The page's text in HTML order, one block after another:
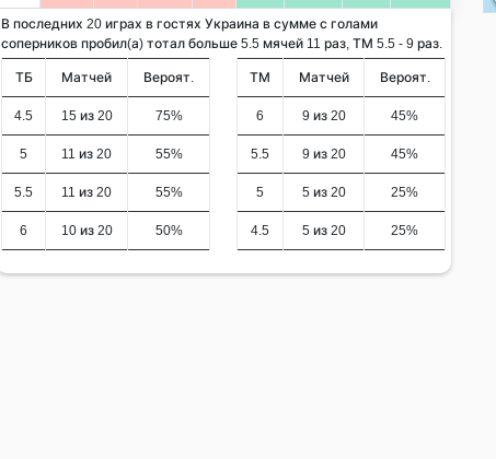
В последних 20 играх в гостях Украина в сумме с голами
соперников пробил(а) тотал больше 5.5 мячей 11 раз, ТМ 5.5 - 9 раз.
ТБ Матчей Вероят.
4.5 15 из 20 75%
5 11 из 20 55%
5.5 11 из 20 55%
6 10 из 20 50%
ТМ Матчей Вероят.
6 9 из 20 45%
5.5 9 из 20 45%
5 5 из 20 25%
4.5 5 из 20 25%